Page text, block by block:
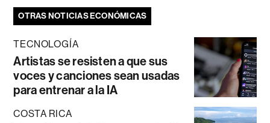
OTRAS NOTICIAS ECONÓMICAS
TECNOLOGÍA
Artistas se resisten a que sus
voces y canciones sean usadas
para entrenar a la IA
COSTA RICA